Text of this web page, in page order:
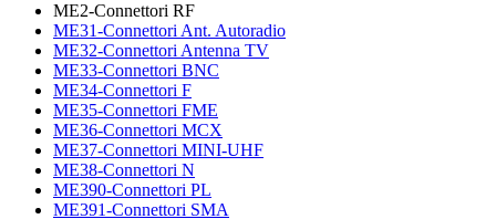
ME2-Connettori RF
ME31-Connettori Ant. Autoradio
ME32-Connettori Antenna TV
ME33-Connettori BNC
ME34-Connettori F
ME35-Connettori FME
ME36-Connettori MCX
ME37-Connettori MINI-UHF
ME38-Connettori N
ME390-Connettori PL
ME391-Connettori SMA